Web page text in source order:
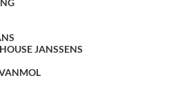
JANSSENS